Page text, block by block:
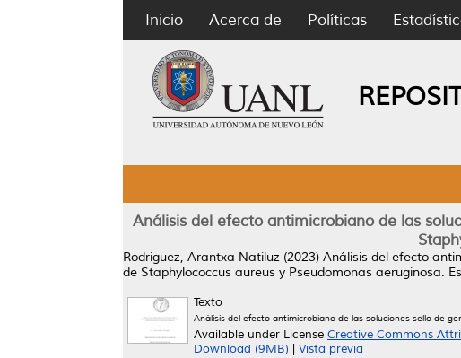
Inicio Acerca de Políticas
Análisis del efecto antimicrobiano de las
Rodriguez, Arantxa Natiluz (2023) Análisis del efecto
de Staphylococcus aureus y Pseudomonas aeruginosa.
Texto
Análisis del efecto antimicrobiano de las soluciones sello de
Available under License Creative Commons
Download (9MB)
Vista previa